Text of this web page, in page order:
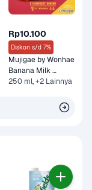
Rp10.100
Diskon s/d 7%
Mujigae by Wonhae
Banana Milk
Strawberry
250 ml, +2 Lainnya